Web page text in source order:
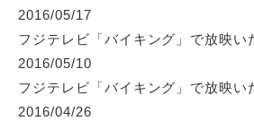
2016/05/17
フジテレビ「バイキング」 で放映い
2016/05/10
フジテレビ「バイキング」 で放映い
2016/04/26